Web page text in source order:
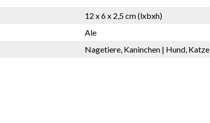
12 x 6 x 2,5 cm (lxbxh)
Ale
Nagetiere, Kaninchen | Hund, Katze